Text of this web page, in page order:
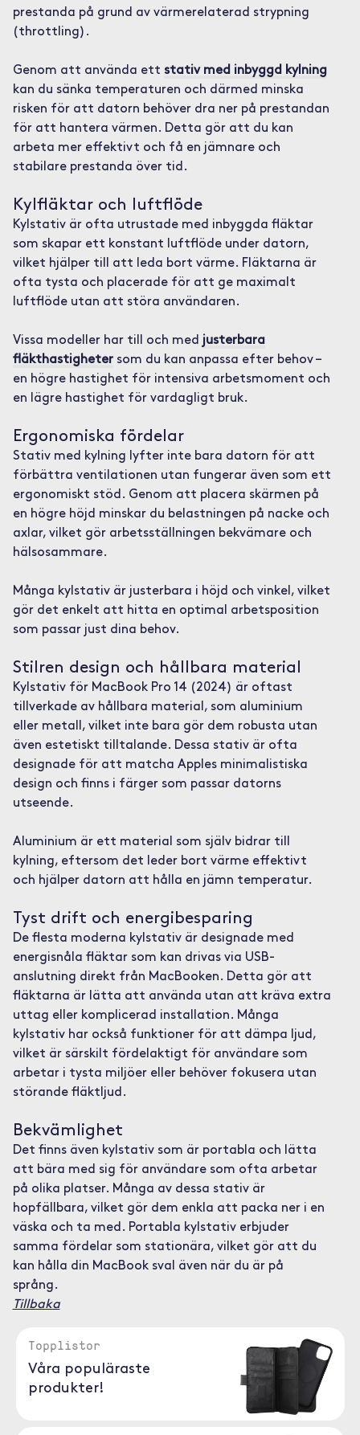
prestanda på grund av värmerelaterad strypning
(throttling).
Genom att använda ett stativ med inbyggd kylning
kan du sänka temperaturen och därmed minska
risken för att datorn behöver dra ner på prestandan
för att hantera värmen. Detta gör att du kan
arbeta mer effektivt och få en jämnare och
stabilare prestanda över tid.
Kylfläktar och luftflöde
Kylstativ är ofta utrustade med inbyggda fläktar
som skapar ett konstant luftflöde under datorn,
vilket hjälper till att leda bort värme. Fläktarna är
ofta tysta och placerade för att ge maximalt
luftflöde utan att störa användaren.
Vissa modeller har till och med justerbara
fläkthastighetersom du kan anpassa efter behov –
en högre hastighet för intensiva arbetsmoment och
en lägre hastighet för vardagligt bruk.
Ergonomiska fördelar
Stativ med kylning lyfter inte bara datorn för att
förbättra ventilationen utan fungerar även som ett
ergonomiskt stöd. Genom att placera skärmen på
en högre höjd minskar du belastningen på nacke och
axlar, vilket gör arbetsställningen bekvämare och
hälsosammare.
Många kylstativ är justerbara i höjd och vinkel, vilket
gör det enkelt att hitta en optimal arbetsposition
som passar just dina behov.
Stilren design och hållbara material
Kylstativ för MacBook Pro 14 (2024) är oftast
tillverkade av hållbara material, som aluminium
eller metall, vilket inte bara gör dem robusta utan
även estetiskt tilltalande. Dessa stativ är ofta
designade för att matcha Apples minimalistiska
design och finns i färger som passar datorns
utseende.
Aluminium är ett material som själv bidrar till
kylning, eftersom det leder bort värme effektivt
och hjälper datorn att hålla en jämn temperatur.
Tyst drift och energibesparing
De flesta moderna kylstativ är designade med
energisnåla fläktar som kan drivas via USB-
anslutning direkt från MacBooken. Detta gör att
fläktarna är lätta att använda utan att kräva extra
uttag eller komplicerad installation. Många
kylstativ har också funktioner för att dämpa ljud,
vilket är särskilt fördelaktigt för användare som
arbetar i tysta miljöer eller behöver fokusera utan
störande fläktljud.
Bekvämlighet
Det finns även kylstativ som är portabla och lätta
att bära med sig för användare som ofta arbetar
på olika platser. Många av dessa stativ är
hopfällbara, vilket gör dem enkla att packa ner i en
väska och ta med. Portabla kylstativ erbjuder
samma fördelar som stationära, vilket gör att du
kan hålla din MacBook sval även när du är på
språng.
Tillbaka
Topplistor
Våra populäraste
produkter!